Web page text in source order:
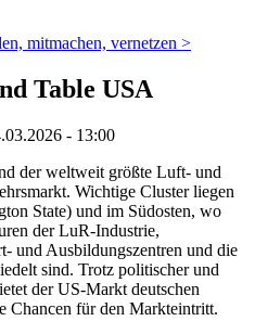
mitmachen, vernetzen >
Table USA
- 13:00
der weltweit größte Luft- und
Wichtige Cluster liegen
State) und im Südosten, wo
der LuR-Industrie,
und Ausbildungszentren und die
sind. Trotz politischer und
der US-Markt deutschen
Chancen für den Markteintritt.